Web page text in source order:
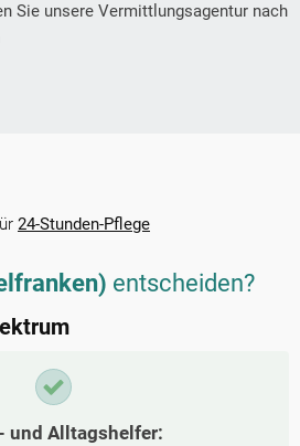
Sie unsere Vermittlungsagentur nach
24-Stunden-Pflege
entscheiden?
und Alltagshelfer: